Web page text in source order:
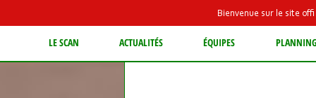
Bienvenue sur le site
LE SCAN ACTUALITÉS ÉQUIPES